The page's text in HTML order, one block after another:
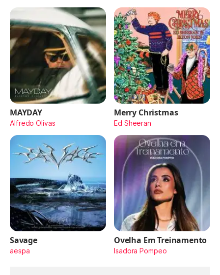
MAYDAY
Alfredo Olivas
Merry Christmas
Ed Sheeran
Savage
aespa
Ovelha Em Treinamento
Isadora Pompeo